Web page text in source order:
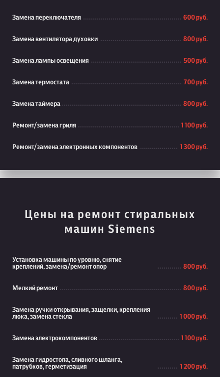
Замена переключателя 600 руб.
Замена вентилятора духовки 800 руб.
Замена лампы освещения 500 руб.
Замена термостата 700 руб.
Замена таймера 800 руб.
Ремонт/замена гриля 1 100 руб.
Ремонт/замена электронных компонентов 1 300 руб.
Цены на ремонт стиральных
машин Siemens
Установка машины по уровню, снятие
креплений, замена/ремонт опор
800 руб.
Мелкий ремонт 800 руб.
Замена ручки открывания, защелки, крепления
люка, замена стекла
1 000 руб.
Замена электрокомпонентов 1 100 руб.
Замена гидростопа, сливного шланга,
патрубков, герметизация
1 200 руб.